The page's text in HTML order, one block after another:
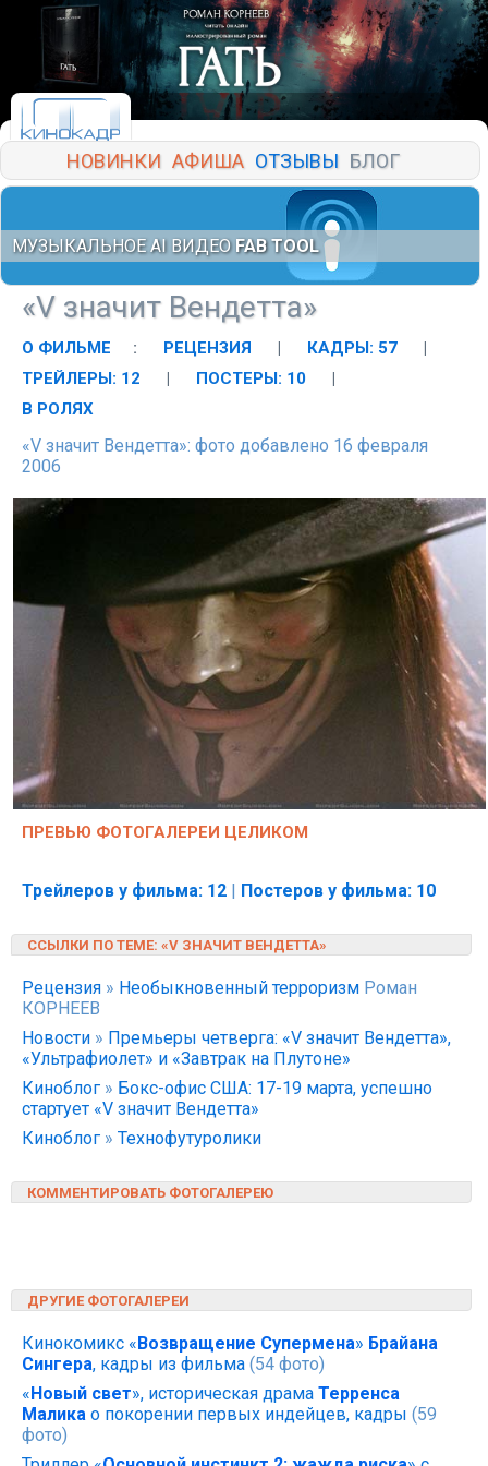
НОВИНКИ АФИША ОТЗЫВЫ БЛОГ
МУЗЫКАЛЬНОЕ AI ВИДЕО FAB TOOL
«V значит Вендетта»
О ФИЛЬМЕ : РЕЦЕНЗИЯ | КАДРЫ: 57
|
ТРЕЙЛЕРЫ: 12
| ПОСТЕРЫ: 10
|
В РОЛЯХ
«V значит Вендетта»: фото добавлено 16 февраля
2006
ПРЕВЬЮ ФОТОГАЛЕРЕИ ЦЕЛИКОМ
Трейлеров у фильма: 12 | Постеров у фильма: 10
ССЫЛКИ ПО ТЕМЕ: «V ЗНАЧИТ ВЕНДЕТТА»
Рецензия » Необыкновенный терроризм Роман
КОРНЕЕВ
Новости » Премьеры четверга: «V значит Вендетта»,
«Ультрафиолет» и «Завтрак на Плутоне»
Киноблог » Бокс-офис США: 17-19 марта, успешно
стартует «V значит Вендетта»
Киноблог » Технофутуролики
КОММЕНТИРОВАТЬ ФОТОГАЛЕРЕЮ
ДРУГИЕ ФОТОГАЛЕРЕИ
Кинокомикс «Возвращение Супермена» Брайана
Сингера, кадры из фильма (54 фото)
«Новый свет», историческая драма Терренса
Малика о покорении первых индейцев, кадры (59
фото)